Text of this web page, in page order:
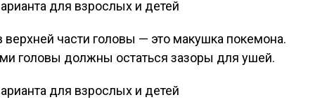
части головы — это макушка покемона.
головы должны остаться зазоры для ушей.